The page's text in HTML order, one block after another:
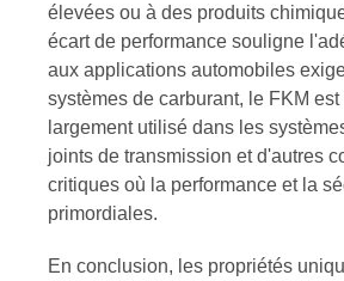
élevées ou à des produits
écart de performance souligne
aux applications automobiles
systèmes de carburant, le FKM
largement utilisé dans les
joints de transmission et d'autres
critiques où la performance et la
primordiales.
En conclusion, les propriétés